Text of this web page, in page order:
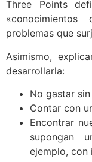
Three Points
problemas que
Asimismo,
desarrollarla:
No gastar
Contar con
Encontrar
supongan
ejemplo, con